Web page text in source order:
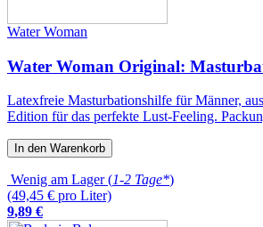
Water Woman
Water Woman Original:
Latexfreie Masturbationshilfe für Männer,
Edition für das perfekte Lust-Feeling.
In den Warenkorb
Wenig am Lager (1-2 Tage*)
(49,45 € pro Liter)
9,89 €